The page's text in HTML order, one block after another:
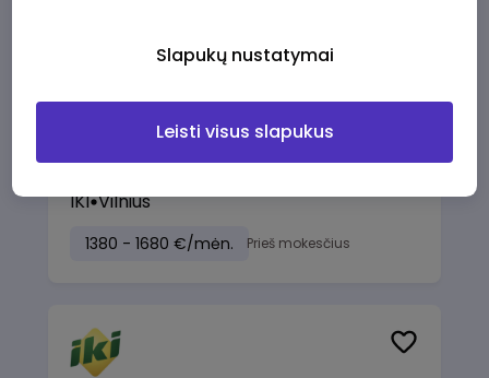
Pamainos vadovas (-ė), Savanorių pr.
1, Vilnius
IKI Vilnius
1380 - 1680 €/mėn. Prieš mokesčius
Slapukų nustatymai
Leisti visus slapukus